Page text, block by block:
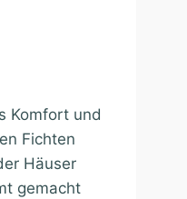
Komfort und
Fichten
Häuser
gemacht